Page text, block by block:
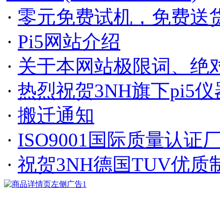
· 零元免费试机，免费送
· Pi5网站介绍
· 关于本网站极限词、绝
· 热烈祝贺3NH旗下pi5
· 搬迁通知
· ISO9001国际质量认证
· 祝贺3NH德国TUV优质